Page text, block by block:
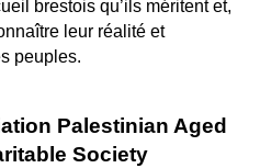
brestois qu’ils méritent et,
leur réalité et
peuples.
Palestinian Aged
Society